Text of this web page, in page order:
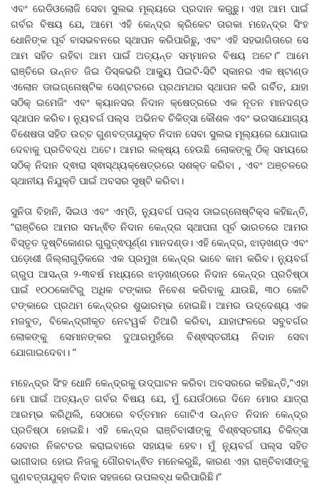
ଏବଂ ରେଡିଓଲୋଜି ସେବା ସୁଲଭ ମୂଲ୍ୟରେ ପ୍ରଦାନ କରୁଛୁ। ଏହା ଆମ ପାଇଁ
ଗର୍ବର ବିଷୟ ଯେ, ଆମେ ଏହି କେନ୍ଦ୍ର କ୍ରିକେଟ ତାରକା ମହେନ୍ଦ୍ର ସିଂହ
ଧୋନିଙ୍କ ପୂର୍ବ ବାସଭବନରେ ସ୍ଥାପନ କରିପାରିଛୁ, ଏବଂ ଏହି ସହଭାଗିତାରେ ସେ
ଆମ ସହିତ ରହିବା ଆମ ପାଇଁ ଅତ୍ୟନ୍ତ ସମ୍ମାନର ବିଷୟ ଅଟେ।” ଆମେ
ରାଞ୍ଚିରେ ଉନ୍ନତ ଜିଇ ଡିସ୍କଭରି ଆକ୍ୟୁ ପିଇଟି-ସିଟି ସ୍କାନର ଏକ ଷ୍ଟାଣ୍ଡ
ଏଲୋନ ଡାଇଗ୍ନୋଷ୍ଟିକ ସେଣ୍ଟରରେ ପ୍ରଥମଥର ସ୍ଥାପନ କରି ଗର୍ବିତ, ଯାହା
ସଠିକ୍ ଇମେଜିଂ ଏବଂ କ୍ୟାନସର ନିଦାନ କ୍ଷେତ୍ରରେ ଏକ ନୂତନ ମାନଦଣ୍ଡ
ସ୍ଥାପନ କରିବ। ନ୍ୟୁବର୍ଗ ପଲ୍ସ ଅଭିନବ ଚିକିତ୍ସା କୌଶଳ ଏବଂ ଭରସାଯୋଗ୍ୟ
ବିଶେଷତା ସହିତ ଉଚ୍ଚ ଗୁଣବତ୍ତାଯୁକ୍ତ ନିଦାନ ସେବା ସୁଲଭ ମୂଲ୍ୟରେ ଯୋଗାଇ
ଦେବାକୁ ପ୍ରତିବଦ୍ଧ ଅଟେ। ଆମର ଲକ୍ଷ୍ୟ ହେଉଛି ଲୋକଙ୍କୁ ଠିକ୍ ସମୟରେ
ସଠିକ୍ ନିଦାନ ଦ୍ଵାରା ସ୍ଵାସ୍ଥ୍ୟକ୍ଷେତ୍ରରେ ସଶକ୍ତ କରିବା , ଏବଂ ଅଞ୍ଚଳରେ
ସ୍ଥାନୀୟ ନିଯୁକ୍ତି ପାଇଁ ଅବସର ସୃଷ୍ଟି କରିବା।
ସୁନିତା ବିହାନି, ସିଇଓ ଏବଂ ଏମ୍ଡି, ନ୍ୟୁବର୍ଗ ପଲ୍ସ ଡାଇଗ୍ନୋଷ୍ଟିକ୍ସ କହିଛନ୍ତି,
“ରାଞ୍ଚିରେ ଆମର ସମନ୍ଵିତ ନିଦାନ କେନ୍ଦ୍ର ସ୍ଥାପନା ପୂର୍ବ ଭାରତରେ ଆମର
ବିସ୍ତୃତ ଦୃଷ୍ଟିକୋଣର ଗୁରୁତ୍ଵପୂର୍ଣ୍ଣ ମାନଦଣ୍ଡ। ଏହି କେନ୍ଦ୍ର, ଝାଡ଼ଖଣ୍ଡ ଏବଂ
ପଡ଼ୋଶୀ ଜିଲ୍ଲାଗୁଡ଼ିକରେ ଏକ ପ୍ରମୁଖ କେନ୍ଦ୍ର ଭାବେ କାମ କରିବ। ନ୍ୟୁବର୍ଗ
ଗ୍ରୁପ ଆସନ୍ତା ୨-୩ବର୍ଷ ମଧ୍ୟରେ ଝାଡ଼ଖଣ୍ଡରେ ନିଦାନ କେନ୍ଦ୍ର ପ୍ରତିଷ୍ଠା
ପାଇଁ ୧୦୦କୋଟିରୁ ଅଧିକ ଟଙ୍କାର ନିବେଶ କରିବାକୁ ଯାଉଛି, ୩୦ କୋଟି
ଟଙ୍କାରେ ପ୍ରଥମ କେନ୍ଦ୍ରର ଶୁଭାରମ୍ଭ ହୋଇଛି। ଆମର ଉଦ୍ଦେଶ୍ୟ ଏକ
ମଜବୁତ, ବିକେନ୍ଦ୍ରୀକୃତ ନେଟୱର୍କ ତିଆରି କରିବା, ଯାହାଫଳରେ ସବୁବର୍ଗର
ଲୋକଙ୍କୁ ସେମାନଙ୍କର ଦୁଆରମୁହଁରେ ବିଶ୍ଵସ୍ତରୀୟ ନିଦାନ ସେବା
ଯୋଗାଇଦେବା। ”
ମହେନ୍ଦ୍ର ସିଂହ ଧୋନି କେନ୍ଦ୍ରକୁ ଉଦ୍ଘାଟନ କରିବା ଅବସରରେ କହିଛନ୍ତି,”ଏହା
ମୋ ପାଇଁ ଅତ୍ୟନ୍ତ ଗର୍ବର ବିଷୟ ଯେ, ମୁଁ ଯେଉଁଠାରେ ଦିନେ ମୋର ଯାତ୍ରା
ଆରମ୍ଭ କରିଥିଲି, ସେଠାରେ ବର୍ତ୍ତମାନ ଗୋଟିଏ ଉନ୍ନତ ନିଦାନ କେନ୍ଦ୍ର
ପ୍ରତିଷ୍ଠା ହୋଇଛି। ଏହି କେନ୍ଦ୍ର ରାଞ୍ଚିବାସୀଙ୍କୁ ବିଶ୍ଵସ୍ତରୀୟ ଚିକିତ୍ସା
ସେବାର ନିକଟତର କରାଇବାରେ ସହାୟକ ହେବ। ମୁଁ ନ୍ୟୁବର୍ଗ ପଲ୍ସ ସହିତ
ଭାଗୀଦାର ହୋଇ ନିଜକୁ ଗୌରବାନ୍ଵିତ ମନେକରୁଛି, କାରଣ ଏହା ରାଞ୍ଚିବାସୀଙ୍କୁ
ଗୁଣବତ୍ତାଯୁକ୍ତ ନିଦାନ ସହଜରେ ଉପଲବ୍ଧ କରିପାରିଛି।”